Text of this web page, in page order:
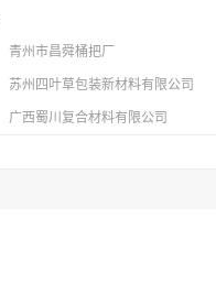
青州市昌舜桶把厂
苏州四叶草包装新材料有限公司
广西蜀川复合材料有限公司